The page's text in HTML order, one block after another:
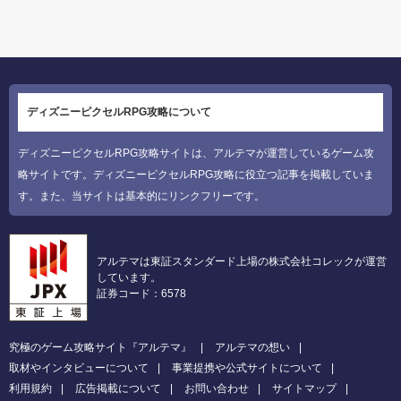
ディズニーピクセルRPG攻略について
ディズニーピクセルRPG攻略サイトは、アルテマが運営しているゲーム攻
略サイトです。ディズニーピクセルRPG攻略に役立つ記事を掲載していま
す。また、当サイトは基本的にリンクフリーです。
アルテマは東証スタンダード上場の株式会社コレックが運営
しています。
証券コード：6578
究極のゲーム攻略サイト『アルテマ』
アルテマの想い
取材やインタビューについて
事業提携や公式サイトについて
利用規約
広告掲載について お問い合わせ サイトマップ